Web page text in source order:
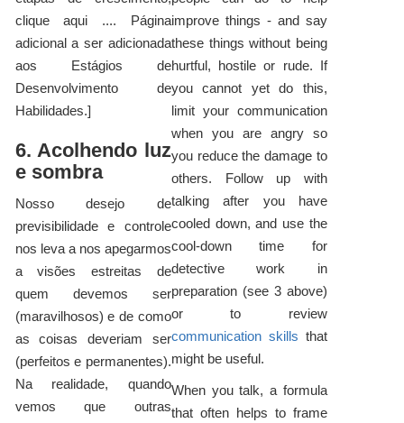
clique aqui .... Página
adicional a ser adicionada
aos Estágios de
Desenvolvimento de
Habilidades.]
6. Acolhendo luz
e sombra
Nosso desejo de
previsibilidade e controle
nos leva a nos apegarmos
a visões estreitas de
quem devemos ser
(maravilhosos) e de como
as coisas deveriam ser
(perfeitos e permanentes).
Na realidade, quando
vemos que outras
improve things - and say
these things without being
hurtful, hostile or rude. If
you cannot yet do this,
limit your communication
when you are angry so
you reduce the damage to
others. Follow up with
talking after you have
cooled down, and use the
cool-down time for
detective work in
preparation (see 3 above)
or to review
communication skills that
might be useful.
When you talk, a formula
that often helps to frame